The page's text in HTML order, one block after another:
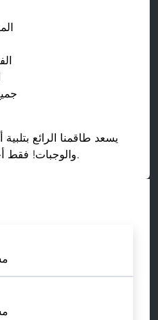
يسعد طاقمنا الرائع
والوجبات! فقط أخبرونا قبل يومين على الأقل.